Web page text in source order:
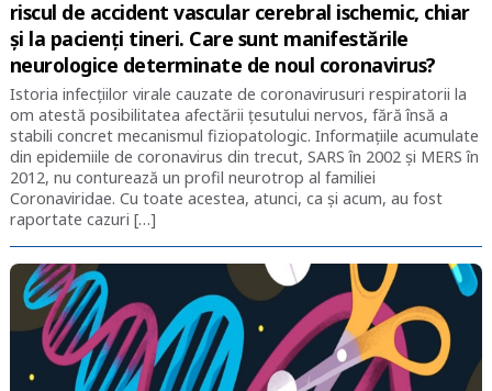
riscul de accident vascular cerebral ischemic, chiar
și la pacienți tineri. Care sunt manifestările
neurologice determinate de noul coronavirus?
Istoria infecțiilor virale cauzate de coronavirusuri respiratorii la
om atestă posibilitatea afectării țesutului nervos, fără însă a
stabili concret mecanismul fiziopatologic. Informațiile acumulate
din epidemiile de coronavirus din trecut, SARS în 2002 și MERS în
2012, nu conturează un profil neurotrop al familiei
Coronaviridae. Cu toate acestea, atunci, ca și acum, au fost
raportate cazuri […]